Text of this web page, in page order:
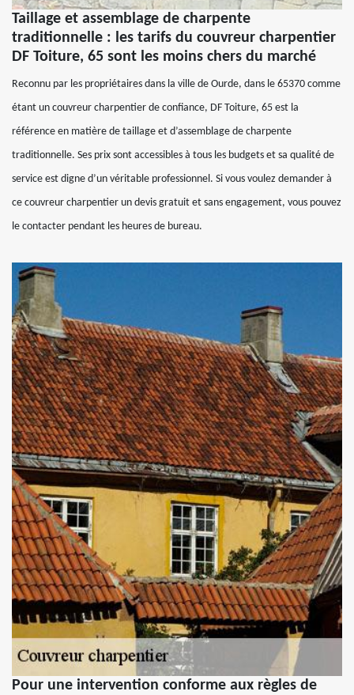
Taillage et assemblage de charpente
traditionnelle : les tarifs du couvreur charpentier
DF Toiture, 65 sont les moins chers du marché
Reconnu par les propriétaires dans la ville de Ourde, dans le 65370 comme
étant un couvreur charpentier de confiance, DF Toiture, 65 est la
référence en matière de taillage et d’assemblage de charpente
traditionnelle. Ses prix sont accessibles à tous les budgets et sa qualité de
service est digne d’un véritable professionnel. Si vous voulez demander à
ce couvreur charpentier un devis gratuit et sans engagement, vous pouvez
le contacter pendant les heures de bureau.
Pour une intervention conforme aux règles de